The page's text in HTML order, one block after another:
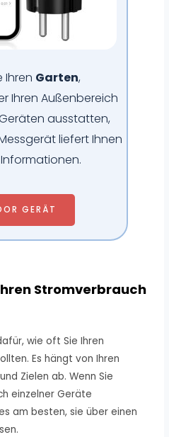
Ihren Garten,
Ihren Außenbereich
ausstatten,
liefert Ihnen
GERÄT
Stromverbrauch
wie oft Sie Ihren
Es hängt von Ihren
Zielen ab. Wenn Sie
einzelner Geräte
am besten, sie über einen